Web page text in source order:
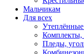
Мальчикам
Для всех
Комплекты,
Пледы,